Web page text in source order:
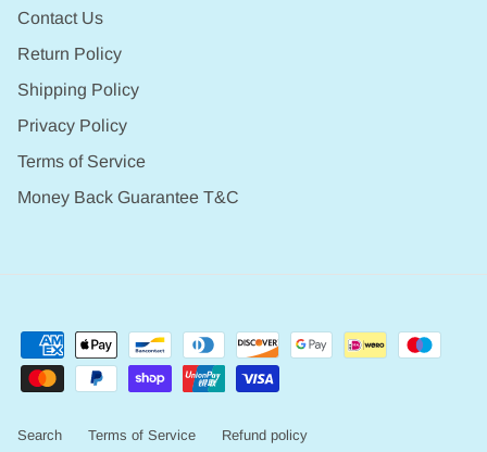
Contact Us
Return Policy
Shipping Policy
Privacy Policy
Terms of Service
Money Back Guarantee T&C
Search Terms of Service Refund policy